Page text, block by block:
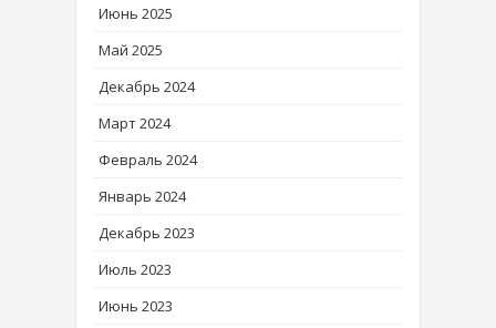
Июнь 2025
Май 2025
Декабрь 2024
Март 2024
Февраль 2024
Январь 2024
Декабрь 2023
Июль 2023
Июнь 2023